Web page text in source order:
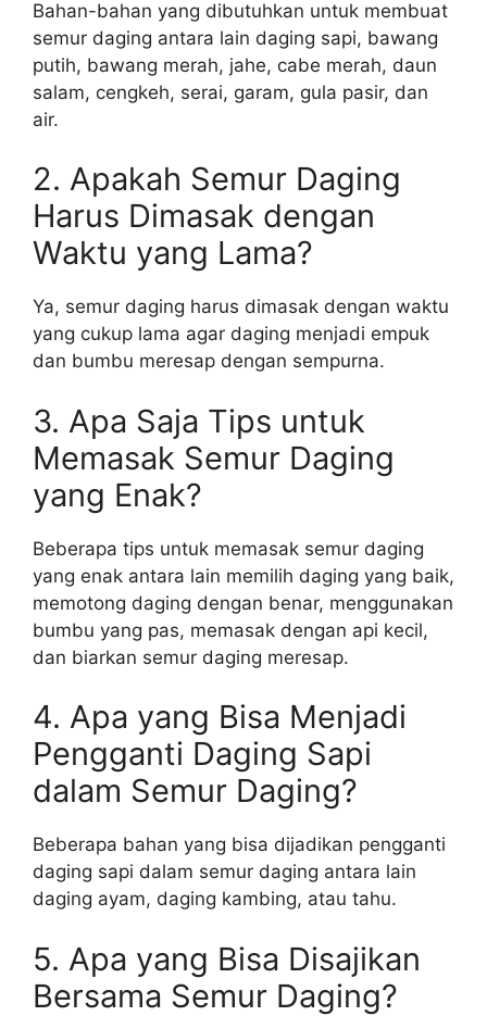
Bahan-bahan yang dibutuhkan untuk membuat
semur daging antara lain daging sapi, bawang
putih, bawang merah, jahe, cabe merah, daun
salam, cengkeh, serai, garam, gula pasir, dan
air.
2. Apakah Semur Daging
Harus Dimasak dengan
Waktu yang Lama?
Ya, semur daging harus dimasak dengan waktu
yang cukup lama agar daging menjadi empuk
dan bumbu meresap dengan sempurna.
3. Apa Saja Tips untuk
Memasak Semur Daging
yang Enak?
Beberapa tips untuk memasak semur daging
yang enak antara lain memilih daging yang baik,
memotong daging dengan benar, menggunakan
bumbu yang pas, memasak dengan api kecil,
dan biarkan semur daging meresap.
4. Apa yang Bisa Menjadi
Pengganti Daging Sapi
dalam Semur Daging?
Beberapa bahan yang bisa dijadikan pengganti
daging sapi dalam semur daging antara lain
daging ayam, daging kambing, atau tahu.
5. Apa yang Bisa Disajikan
Bersama Semur Daging?